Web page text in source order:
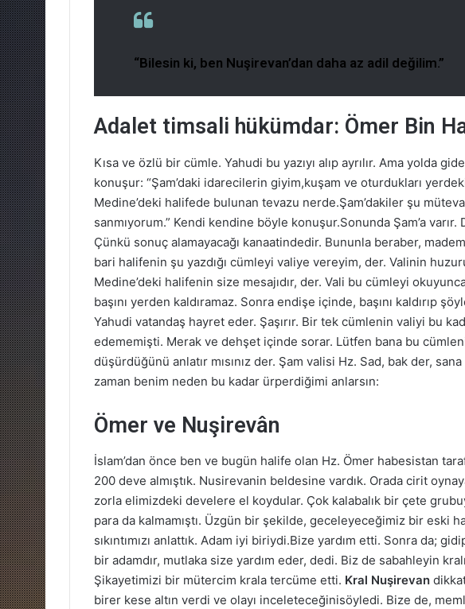
“Bilesin ki, ben Nuşirevan’dan daha az adil değilim.”
Adalet timsali hükümdar: Ömer Bin
Kısa ve özlü bir cümle. Yahudi bu yazıyı alıp ayrılır. Ama yolda
konuşur: “Şam’daki idarecilerin giyim,kuşam ve oturdukları
Medine’deki halifede bulunan tevazu nerde.Şam’dakiler şu
sanmıyorum.” Kendi kendine böyle konuşur.Sonunda Şam’a
Çünkü sonuç alamayacağı kanaatindedir. Bununla beraber,
bari halifenin şu yazdığı cümleyi valiye vereyim, der. Valinin
Medine’deki halifenin size mesajıdır, der. Vali bu cümleyi
başını yerden kaldıramaz. Sonra endişe içinde, başını kaldırıp
Yahudi vatandaş hayret eder. Şaşırır. Bir tek cümlenin valiyi bu
edememişti. Merak ve dehşet içinde sorar. Lütfen bana bu
düşürdüğünü anlatır mısınız der. Şam valisi Hz. Sad, bak der,
zaman benim neden bu kadar ürperdiğimi anlarsın:
Ömer ve Nuşirevân
İslam’dan önce ben ve bugün halife olan Hz. Ömer habesistan
200 deve almıştık. Nusirevanin beldesine vardık. Orada cirit
zorla elimizdeki develere el koydular. Çok kalabalık bir çete
para da kalmamıştı. Üzgün bir şekilde, geceleyeceğimiz bir eski
sıkıntımızı anlattık. Adam iyi biriydi.Bize yardım etti. Sonra da;
bir adamdır, mutlaka size yardım eder, dedi. Biz de sabahleyin
Şikayetimizi bir mütercim krala tercüme etti. Kral Nuşirevan
birer kese altın verdi ve olayı inceleteceğinisöyledi. Bize de,